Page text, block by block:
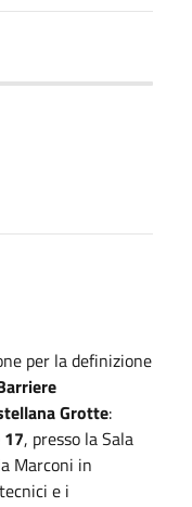
per la definizione
Grotte:
, presso la Sala
Marconi in
e i